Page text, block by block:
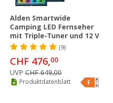
Alden Smartwide
Camping LED Fernseher
mit Triple-Tuner und 12 V
(9)
CHF 476,00
UVP CHF 649,00
Produktdatenblatt